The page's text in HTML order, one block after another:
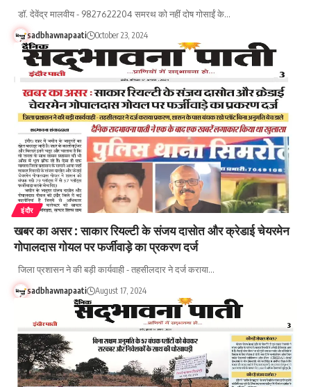
डॉ. देवेंद्र मालवीय - 9827622204 समरथ को नहीं दोष गोसाईं के…
sadbhawnapaati October 23, 2024
इंदौर
खबर का असर : साकार रियल्टी के संजय दासोत और क्रेडाई चेयरमेन
गोपालदास गोयल पर फर्जीवाड़े का प्रकरण दर्ज
जिला प्रशासन ने की बड़ी कार्यवाही - तहसीलदार ने दर्ज कराया…
sadbhawnapaati August 17, 2024